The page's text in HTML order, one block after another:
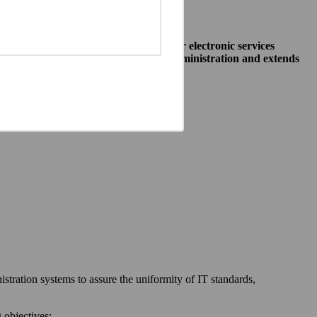
allow public institutions make their electronic services
to different systems of public administration and extends
between:
systems to assure the uniformity of IT standards,